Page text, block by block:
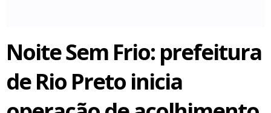
Noite Sem Frio: prefeitura
de Rio Preto inicia